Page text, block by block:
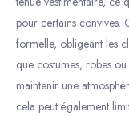
pour certains convives.
formelle, obligeant les
que costumes, robes
maintenir une
cela peut également